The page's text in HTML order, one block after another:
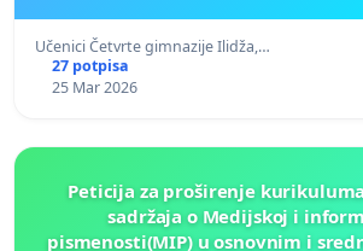
Učenici Četvrte gimnazije Ilidža,…
27 potpisa
25 Mar 2026
Peticija za proširenje
sadržaja o Medijskoj i
pismenosti(MIP) u osnovnim i